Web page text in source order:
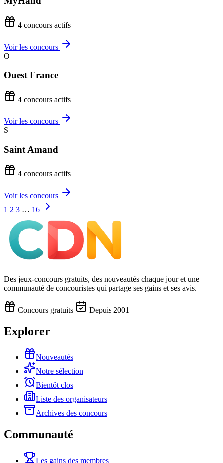
4 concours actifs
Voir les concours
O
Ouest France
4 concours actifs
Voir les concours
S
Saint Amand
4 concours actifs
Voir les concours
1 2 3 … 16
Des jeux-concours gratuits, des nouveautés chaque jour et une
communauté de concouristes qui partage ses gains et ses avis.
Concours gratuits Depuis 2001
Explorer
Nouveautés
Notre sélection
Bientôt clos
Liste des organisateurs
Archives des concours
Communauté
Les gains des membres